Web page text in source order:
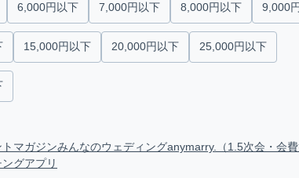
6,000円以下 7,000円以下 8,000円以下 9,000
15,000円以下 20,000円以下 25,000円以下
マガジンみんなのウェディングanymarry.（1.5次会・会費
グアプリ